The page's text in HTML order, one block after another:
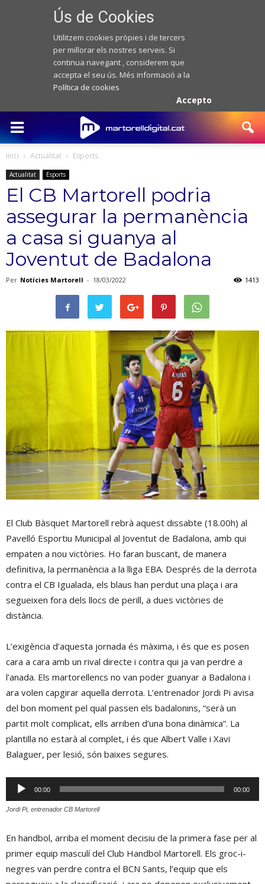
Ús de Cookies
Utilitzem cookies pròpies i de tercers
per millorar els nostres serveis. Si
continua navegant , considerem que
accepta el seu ús. Més informació a la
Política de cookies
Accepto
Inici Actualitat Esports
Actualitat Esports
El CB Martorell podria
assegurar la permanència
a casa si guanya al
Joventut de Badalona
Per Notícies Martorell - 18/03/2022 1413
El Club Bàsquet Martorell rebrà aquest dissabte (18.00h) al
Pavelló Esportiu Municipal al Joventut de Badalona, amb qui
empaten a nou victòries. Ho faran buscant, de manera
definitiva, la permanència a la lliga EBA. Després de la derrota
contra el CB Igualada, els blaus han perdut una plaça i ara
segueixen fora dels llocs de perill, a dues victòries de
distància.
L’exigència d’aquesta jornada és màxima, i és que es posen
cara a cara amb un rival directe i contra qui ja van perdre a
l’anada. Els martorellencs no van poder guanyar a Badalona i
ara volen capgirar aquella derrota. L’entrenador Jordi Pi avisa
del bon moment pel qual passen els badalonins, “serà un
partit molt complicat, ells arriben d’una bona dinàmica”. La
plantilla no estarà al complet, i és que Albert Valle i Xavi
Balaguer, per lesió, són baixes segures.
Reproductor
d'àudio
00:00 00:00
Jordi Pi, entrenador CB Martorell
En handbol, arriba el moment decisiu de la primera fase per al
primer equip masculí del Club Handbol Martorell. Els groc-i-
negres van perdre contra el BCN Sants, l’equip que els